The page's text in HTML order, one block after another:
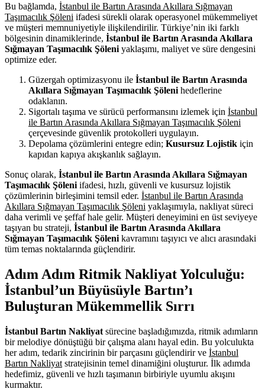
Bu bağlamda, İstanbul ile Bartın Arasında Akıllara Sığmayan
Taşımacılık Şöleni ifadesi sürekli olarak operasyonel mükemmeliyet
ve müşteri memnuniyetiyle ilişkilendirilir. Türkiye’nin iki farklı
bölgesinin dinamiklerinde, İstanbul ile Bartın Arasında Akıllara
Sığmayan Taşımacılık Şöleni yaklaşımı, maliyet ve süre dengesini
optimize eder.
Güzergah optimizasyonu ile İstanbul ile Bartın Arasında
Akıllara Sığmayan Taşımacılık Şöleni hedeflerine
odaklanın.
Sigortalı taşıma ve sürücü performansını izlemek için İstanbul
ile Bartın Arasında Akıllara Sığmayan Taşımacılık Şöleni
çerçevesinde güvenlik protokolleri uygulayın.
Depolama çözümlerini entegre edin; Kusursuz Lojistik için
kapıdan kapıya akışkanlık sağlayın.
Sonuç olarak, İstanbul ile Bartın Arasında Akıllara Sığmayan
Taşımacılık Şöleni ifadesi, hızlı, güvenli ve kusursuz lojistik
çözümlerinin birleşimini temsil eder. İstanbul ile Bartın Arasında
Akıllara Sığmayan Taşımacılık Şöleni yaklaşımıyla, nakliyat süreci
daha verimli ve şeffaf hale gelir. Müşteri deneyimini en üst seviyeye
taşıyan bu strateji, İstanbul ile Bartın Arasında Akıllara
Sığmayan Taşımacılık Şöleni kavramını taşıyıcı ve alıcı arasındaki
tüm temas noktalarında güçlendirir.
Adım Adım Ritmik Nakliyat Yolculuğu:
İstanbul’un Büyüsüyle Bartın’ı
Buluşturan Mükemmellik Sırrı
İstanbul Bartın Nakliyat sürecine başladığımızda, ritmik adımların
bir melodiye dönüştüğü bir çalışma alanı hayal edin. Bu yolculukta
her adım, tedarik zincirinin bir parçasını güçlendirir ve İstanbul
Bartın Nakliyat stratejisinin temel dinamiğini oluşturur. İlk adımda
hedefimiz, güvenli ve hızlı taşımanın birbiriyle uyumlu akışını
kurmaktır.